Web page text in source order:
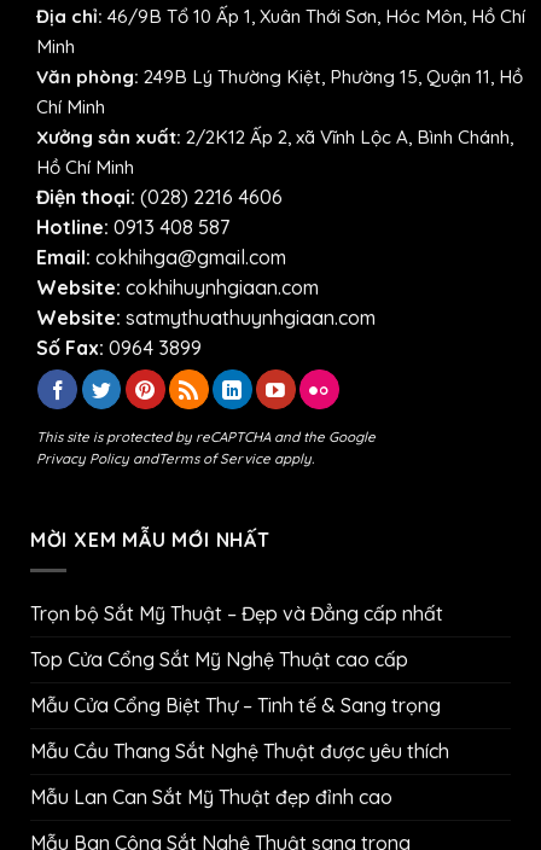
Địa chỉ: 46/9B Tổ 10 Ấp 1, Xuân Thới Sơn, Hóc Môn, Hồ Chí
Minh
Văn phòng: 249B Lý Thường Kiệt, Phường 15, Quận 11, Hồ
Chí Minh
Xưởng sản xuất: 2/2K12 Ấp 2, xã Vĩnh Lộc A, Bình Chánh,
Hồ Chí Minh
Điện thoại: (028) 2216 4606
Hotline: 0913 408 587
Email: cokhihga@gmail.com
Website: cokhihuynhgiaan.com
Website: satmythuathuynhgiaan.com
Số Fax: 0964 3899
This site is protected by reCAPTCHA and the Google
Privacy PolicyandTerms of Serviceapply.
MỜI XEM MẪU MỚI NHẤT
Trọn bộ Sắt Mỹ Thuật – Đẹp và Đẳng cấp nhất
Top Cửa Cổng Sắt Mỹ Nghệ Thuật cao cấp
Mẫu Cửa Cổng Biệt Thự – Tinh tế & Sang trọng
Mẫu Cầu Thang Sắt Nghệ Thuật được yêu thích
Mẫu Lan Can Sắt Mỹ Thuật đẹp đỉnh cao
Mẫu Ban Công Sắt Nghệ Thuật sang trọng